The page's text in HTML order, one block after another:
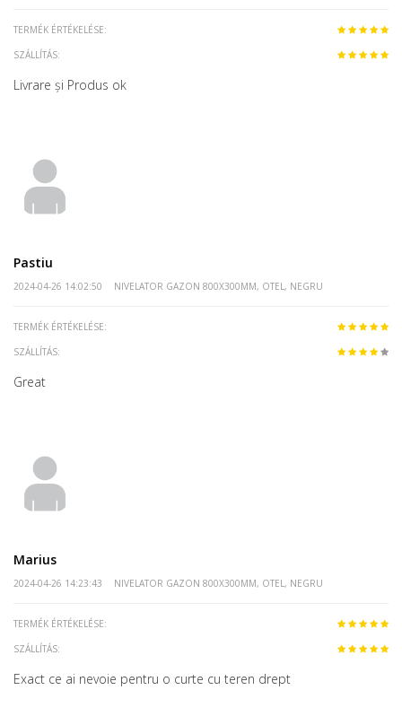
TERMÉK ÉRTÉKELÉSE:
SZÁLLÍTÁS:
Livrare și Produs ok
Pastiu
2024-04-26 14:02:50 NIVELATOR GAZON 800X300MM, OTEL, NEGRU
TERMÉK ÉRTÉKELÉSE:
SZÁLLÍTÁS:
Great
Marius
2024-04-26 14:23:43 NIVELATOR GAZON 800X300MM, OTEL, NEGRU
TERMÉK ÉRTÉKELÉSE:
SZÁLLÍTÁS:
Exact ce ai nevoie pentru o curte cu teren drept